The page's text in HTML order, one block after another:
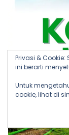
Privasi &
ini berarti
Untuk
cookie, lihat di